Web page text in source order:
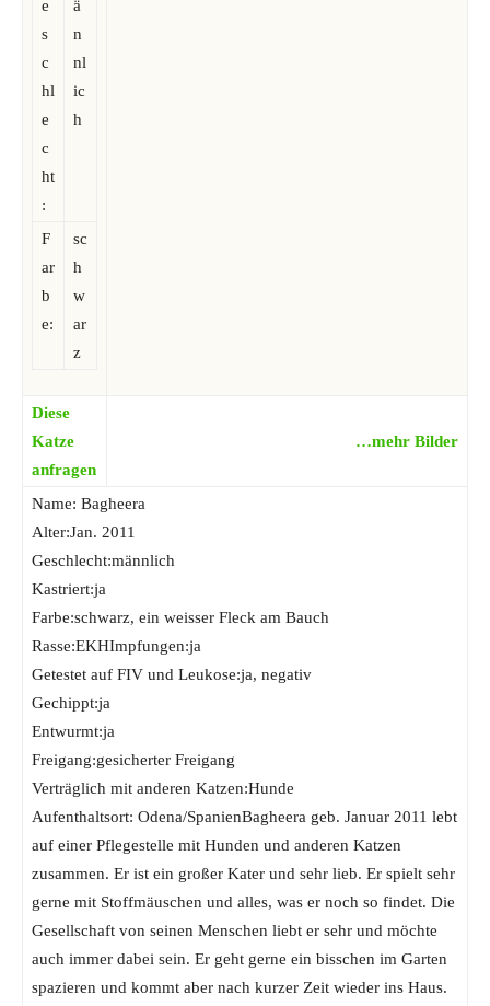
e
s
c
hl
e
c
ht
:
ä
n
nl
ic
h
F
ar
b
e:
sc
h
w
ar
z
Diese
Katze
anfragen
…mehr Bilder
Name: Bagheera
Alter:Jan. 2011
Geschlecht:männlich
Kastriert:ja
Farbe:schwarz, ein weisser Fleck am Bauch
Rasse:EKHImpfungen:ja
Getestet auf FIV und Leukose:ja, negativ
Gechippt:ja
Entwurmt:ja
Freigang:gesicherter Freigang
Verträglich mit anderen Katzen:Hunde
Aufenthaltsort: Odena/SpanienBagheera geb. Januar 2011 lebt
auf einer Pflegestelle mit Hunden und anderen Katzen
zusammen. Er ist ein großer Kater und sehr lieb. Er spielt sehr
gerne mit Stoffmäuschen und alles, was er noch so findet. Die
Gesellschaft von seinen Menschen liebt er sehr und möchte
auch immer dabei sein. Er geht gerne ein bisschen im Garten
spazieren und kommt aber nach kurzer Zeit wieder ins Haus.